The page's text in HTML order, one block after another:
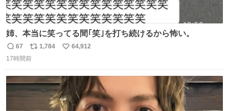
姉、本当に笑ってる間｢笑｣を打ち続けるから怖い。
返
信
67
リ
ポ
ト
数
1,784
い
数
64,912
17時間前